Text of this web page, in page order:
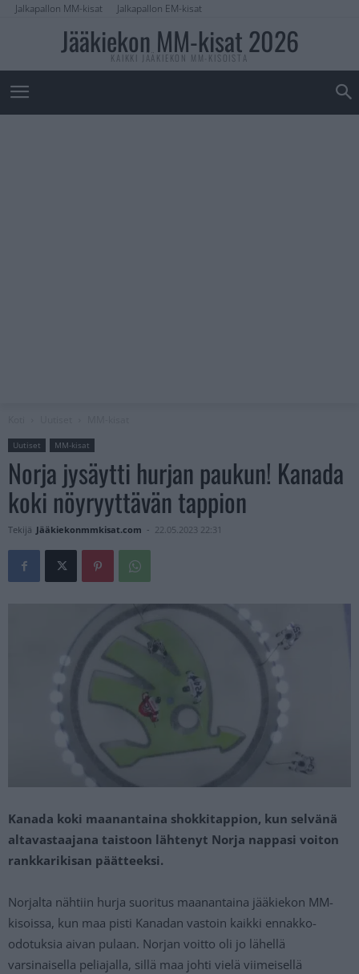
Jalkapallon MM-kisat Jalkapallon EM-kisat
Jääkiekon MM-kisat 2026
KAIKKI JÄÄKIEKON MM-KISOISTA
Uutiset MM-kisat
Norja jysäytti hurjan paukun! Kanada
koki nöyryyttävän tappion
Tekijä Jääkiekonmmkisat.com - 22.05.2023 22:31
Kanada koki maanantaina shokkitappion, kun selvänä
altavastaajana taistoon lähtenyt Norja nappasi voiton
rankkarikisan päätteeksi.
Norjalta nähtiin hurja suoritus maanantaina jääkiekon MM-
kisoissa, kun maa pisti Kanadan vastoin kaikki ennakko-
odotuksia aivan pulaan. Norjan voitto oli jo lähellä
varsinaisella peliajalla, sillä maa johti vielä viimeisellä